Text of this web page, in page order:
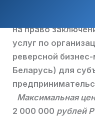
на право
услуг по
реверсной
Беларусь) для
Максимальная
2 000 000 рублей